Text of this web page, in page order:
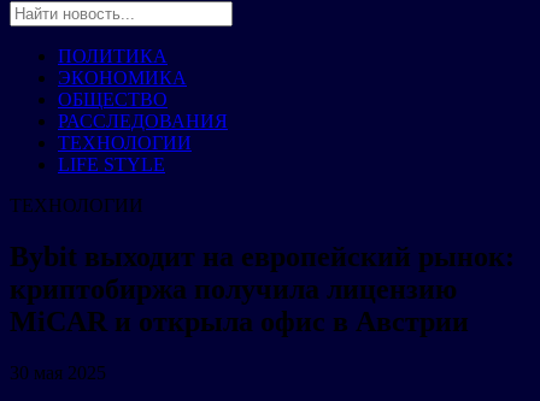
ПОЛИТИКА
ЭКОНОМИКА
ОБЩЕСТВО
РАССЛЕДОВАНИЯ
ТЕХНОЛОГИИ
LIFE STYLE
ТЕХНОЛОГИИ
Bybit выходит на европейский рынок:
криптобиржа получила лицензию
MiCAR и открыла офис в Австрии
30 мая 2025